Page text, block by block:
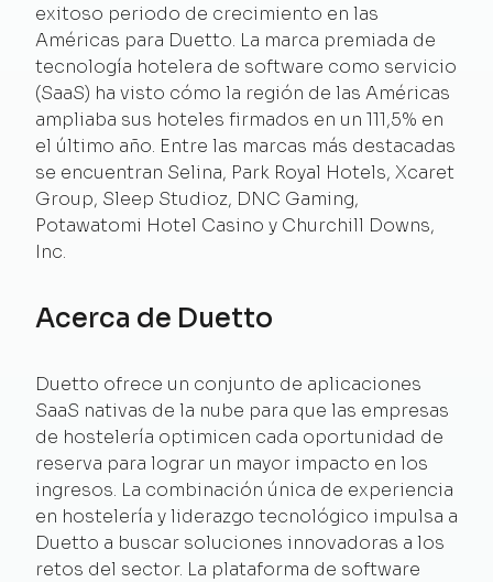
exitoso periodo de crecimiento en las
Américas para Duetto. La marca premiada de
tecnología hotelera de software como servicio
(SaaS) ha visto cómo la región de las Américas
ampliaba sus hoteles firmados en un 111,5% en
el último año. Entre las marcas más destacadas
se encuentran Selina, Park Royal Hotels, Xcaret
Group, Sleep Studioz, DNC Gaming,
Potawatomi Hotel Casino y Churchill Downs,
Inc.
Acerca de Duetto
Duetto ofrece un conjunto de aplicaciones
SaaS nativas de la nube para que las empresas
de hostelería optimicen cada oportunidad de
reserva para lograr un mayor impacto en los
ingresos. La combinación única de experiencia
en hostelería y liderazgo tecnológico impulsa a
Duetto a buscar soluciones innovadoras a los
retos del sector. La plataforma de software